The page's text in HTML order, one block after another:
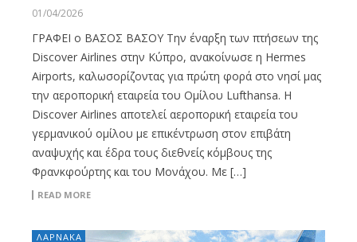
01/04/2026
ΓΡΑΦΕΙ ο ΒΑΣΟΣ ΒΑΣΟΥ Την έναρξη των πτήσεων της
Discover Airlines στην Κύπρο, ανακοίνωσε η Hermes
Airports, καλωσορίζοντας για πρώτη φορά στο νησί μας
την αεροπορική εταιρεία του Ομίλου Lufthansa. Η
Discover Airlines αποτελεί αεροπορική εταιρεία του
γερμανικού ομίλου με επικέντρωση στον επιβάτη
αναψυχής και έδρα τους διεθνείς κόμβους της
Φρανκφούρτης και του Μονάχου. Με […]
READ MORE
ΛΑΡΝΑΚΑ